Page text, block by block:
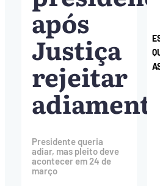
após
Justiça
rejeitar
Presidente queria
adiar, mas pleito deve
acontecer em 24 de
março